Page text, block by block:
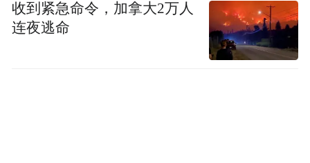
收到紧急命令，加拿大2万人
连夜逃命